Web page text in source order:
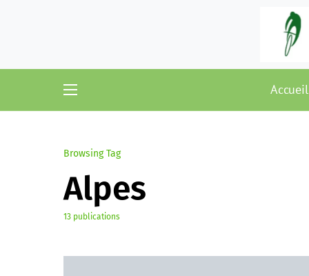
Accueil
Browsing Tag
Alpes
13 publications